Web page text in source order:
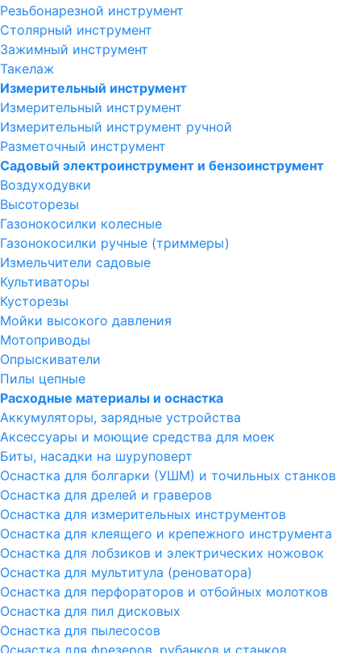
Резьбонарезной инструмент
Столярный инструмент
Зажимный инструмент
Такелаж
Измерительный инструмент
Измерительный инструмент
Измерительный инструмент ручной
Разметочный инструмент
Садовый электроинструмент и бензоинструмент
Воздуходувки
Высоторезы
Газонокосилки колесные
Газонокосилки ручные (триммеры)
Измельчители садовые
Культиваторы
Кусторезы
Мойки высокого давления
Мотоприводы
Опрыскиватели
Пилы цепные
Расходные материалы и оснастка
Аккумуляторы, зарядные устройства
Аксессуары и моющие средства для моек
Биты, насадки на шуруповерт
Оснастка для болгарки (УШМ) и точильных станков
Оснастка для дрелей и граверов
Оснастка для измерительных инструментов
Оснастка для клеящего и крепежного инструмента
Оснастка для лобзиков и электрических ножовок
Оснастка для мультитула (реноватора)
Оснастка для перфораторов и отбойных молотков
Оснастка для пил дисковых
Оснастка для пылесосов
Оснастка для фрезеров, рубанков и станков